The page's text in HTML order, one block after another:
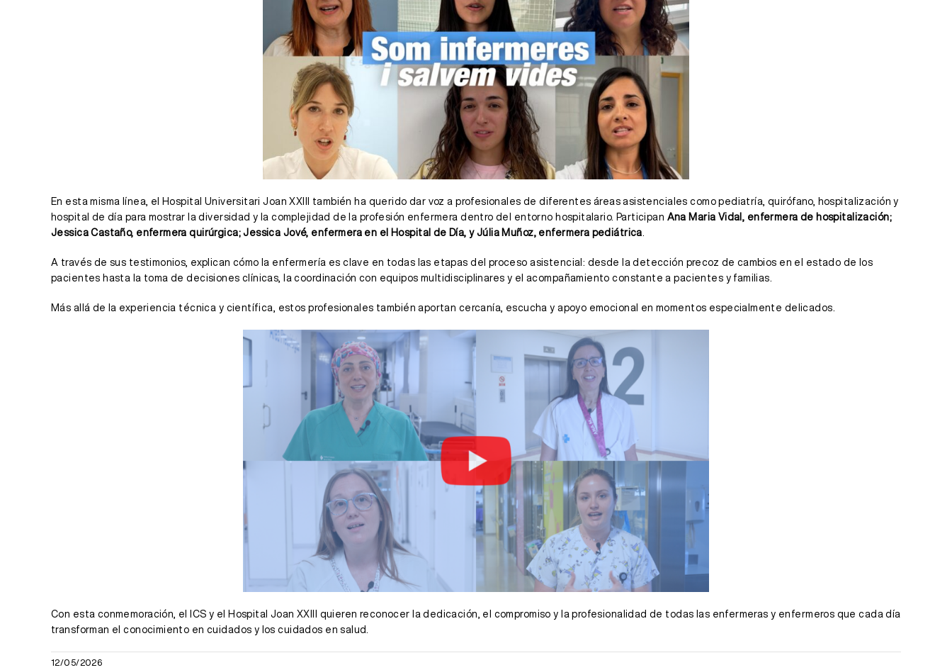
En esta misma línea, el Hospital Universitari Joan XXIII también ha querido dar voz a profesionales de diferentes áreas asistenciales como pediatría, quirófano, hospitalización y
hospital de día para mostrar la diversidad y la complejidad de la profesión enfermera dentro del entorno hospitalario. Participan Ana Maria Vidal, enfermera de hospitalización;
Jessica Castaño, enfermera quirúrgica; Jessica Jové, enfermera en el Hospital de Día, y Júlia Muñoz, enfermera pediátrica.
A través de sus testimonios, explican cómo la enfermería es clave en todas las etapas del proceso asistencial: desde la detección precoz de cambios en el estado de los
pacientes hasta la toma de decisiones clínicas, la coordinación con equipos multidisciplinares y el acompañamiento constante a pacientes y familias.
Más allá de la experiencia técnica y científica, estos profesionales también aportan cercanía, escucha y apoyo emocional en momentos especialmente delicados.
Con esta conmemoración, el ICS y el Hospital Joan XXIII quieren reconocer la dedicación, el compromiso y la profesionalidad de todas las enfermeras y enfermeros que cada día
transforman el conocimiento en cuidados y los cuidados en salud.
12/05/2026